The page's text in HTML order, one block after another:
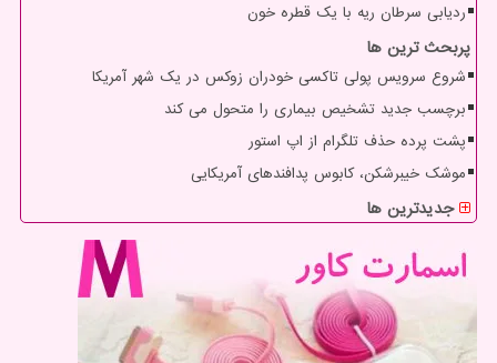
ردیابی سرطان ریه با یک قطره خون
پربحث ترین ها
شروع سرویس پولی تاکسی خودران زوکس در یک شهر آمریکا
برچسب جدید تشخیص بیماری را متحول می کند
پشت پرده حذف تلگرام از اپ استور
موشک خیبرشکن، کابوس پدافندهای آمریکایی
جدیدترین ها